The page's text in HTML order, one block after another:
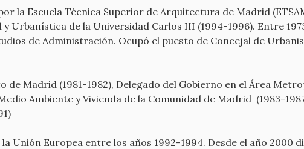
la Escuela Técnica Superior de Arquitectura de Madrid
de la Universidad Carlos III (1994-1996). Entre
de Administración. Ocupó el puesto de Concejal de
de Madrid (1981-1982), Delegado del Gobierno en el Área
Ambiente y Vivienda de la Comunidad de Madrid (1983-
Unión Europea entre los años 1992-1994. Desde el año 2000